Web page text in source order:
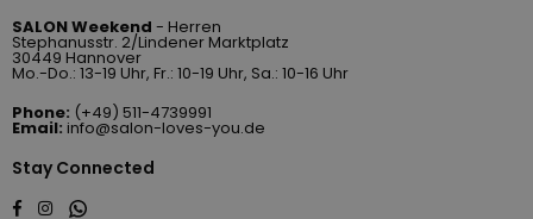
SALON Weekend - Herren
Stephanusstr. 2/Lindener Marktplatz
30449 Hannover
Mo.-Do.: 13-19 Uhr, Fr.: 10-19 Uhr, Sa.: 10-16 Uhr
Phone: (+49) 511-4739991
Email: info@salon-loves-you.de
Stay Connected
Facebook
InstagramWhatsapp